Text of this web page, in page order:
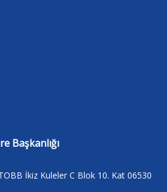
Başkanlığı
İkiz Kuleler C Blok 10. Kat 06530